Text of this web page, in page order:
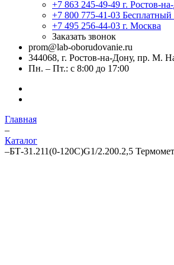
+7 863 245-49-49 г. Ростов-
+7 800 775-41-03 Бесплатный
+7 495 256-44-03 г. Москва
Заказать звонок
prom@lab-oborudovanie.ru
344068, г. Ростов-на-Дону, пр. М.
Пн. – Пт.: с 8:00 до 17:00
Главная
–
Каталог
–БТ-31.211(0-120C)G1/2.200.2,5